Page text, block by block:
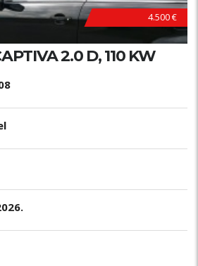
4.500 €
2.0 D, 110 KW